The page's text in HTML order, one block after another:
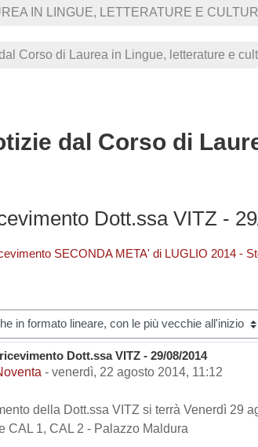
IN LINGUE, LETTERATURE E
Corso di Laurea in Lingue, letterature e
dal Corso di
Dott.ssa VITZ -
SECONDA META' di LUGLIO 2014 -
Dott.ssa VITZ - 29/08/2014
- venerdì, 22 agosto 2014, 11:12
risposte: 0
della Dott.ssa VITZ si terrà Venerdì 29
CAL 1, CAL 2 - Palazzo Maldura